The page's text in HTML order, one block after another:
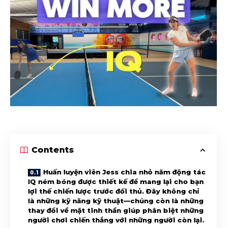
Contents
Huấn luyện viên Jess chia nhỏ năm động tác
IQ ném bóng được thiết kế để mang lại cho bạn
lợi thế chiến lược trước đối thủ. Đây không chỉ
là những kỹ năng kỹ thuật—chúng còn là những
thay đổi về mặt tinh thần giúp phân biệt những
người chơi chiến thắng với những người còn lại.